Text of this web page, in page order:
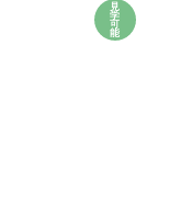
見
学
可
能